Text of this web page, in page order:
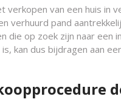
verkopen van een huis in
verhuurd pand
die op zoek zijn naar
kan dus bijdragen aan